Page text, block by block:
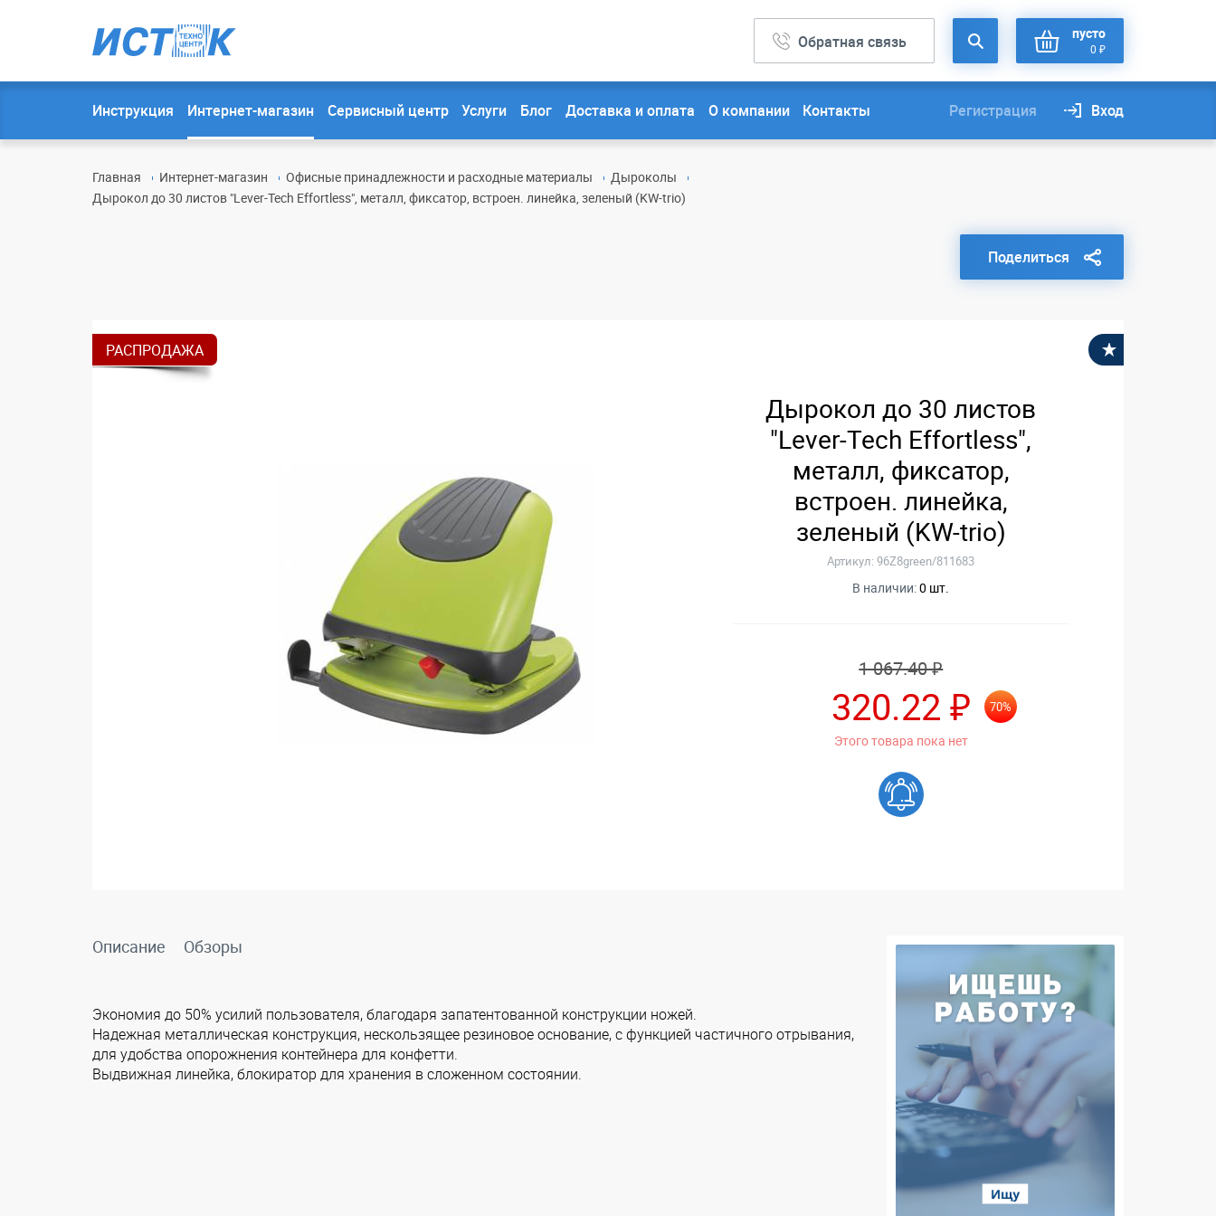
Обратная связь пусто
0 ₽
Инструкция Интернет-магазин Сервисный центр Услуги Блог Доставка и оплата О компании Контакты Регистрация Вход
Главная Интернет-магазин Офисные принадлежности и расходные материалы
Дыроколы
Дырокол до 30 листов "Lever-Tech Effortless", металл, фиксатор, встроен. линейка, зеленый (KW-trio)
Поделиться
РАСПРОДАЖА
Дырокол до 30 листов
"Lever-Tech Effortless",
металл, фиксатор,
встроен. линейка,
зеленый (KW-trio)
Артикул: 96Z8green/811683
В наличии:0 шт.
1 067.40 ₽
320.22 ₽ 70%
Этого товара пока нет
Описание Обзоры
Экономия до 50% усилий пользователя, благодаря запатентованной конструкции ножей.
Надежная металлическая конструкция, нескользящее резиновое основание, с функцией частичного отрывания,
для удобства опорожнения контейнера для конфетти.
Выдвижная линейка, блокиратор для хранения в сложенном состоянии.